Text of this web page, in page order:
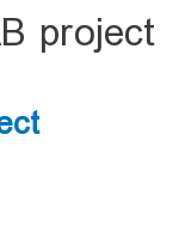
project